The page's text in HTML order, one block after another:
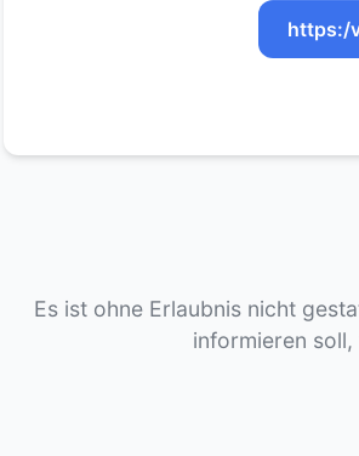
https:/
Es ist ohne Erlaubnis nicht
informieren